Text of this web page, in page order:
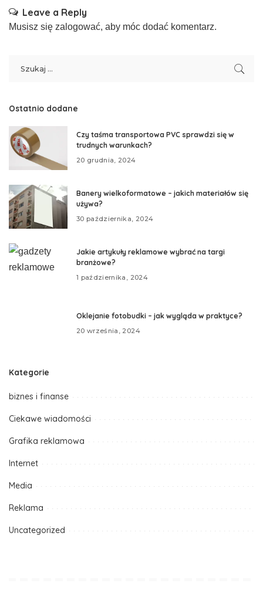
Leave a Reply
Musisz się zalogować, aby móc dodać komentarz.
Ostatnio dodane
Czy taśma transportowa PVC sprawdzi się w
trudnych warunkach?
20 grudnia, 2024
Banery wielkoformatowe – jakich materiałów się
używa?
30 października, 2024
Jakie artykuły reklamowe wybrać na targi
branżowe?
1 października, 2024
Oklejanie fotobudki – jak wygląda w praktyce?
20 września, 2024
Kategorie
biznes i finanse
Ciekawe wiadomości
Grafika reklamowa
Internet
Media
Reklama
Uncategorized